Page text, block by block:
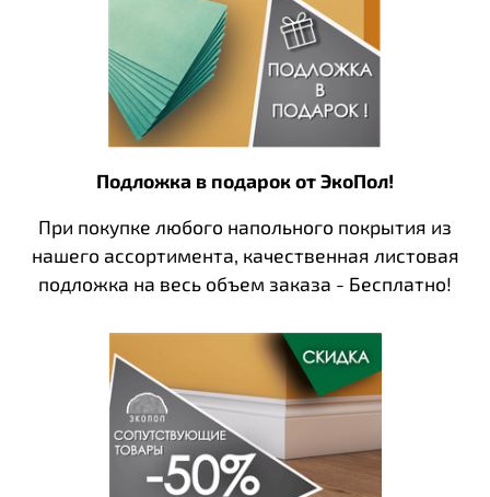
Подложка в подарок от ЭкоПол!
При покупке любого напольного покрытия из
нашего ассортимента, качественная листовая
подложка на весь объем заказа - Бесплатно!